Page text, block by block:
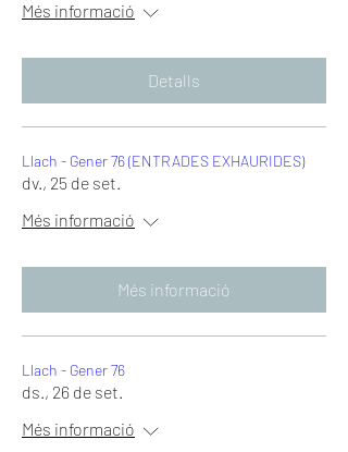
Més informació
Detalls
Llach - Gener 76 (ENTRADES EXHAURIDES)
dv., 25 de set.
Més informació
Més informació
Llach - Gener 76
ds., 26 de set.
Més informació